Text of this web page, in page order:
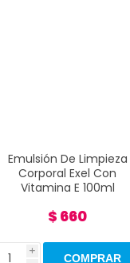
Emulsión De Limpieza
Corporal Exel Con
Vitamina E 100ml
$ 660
i